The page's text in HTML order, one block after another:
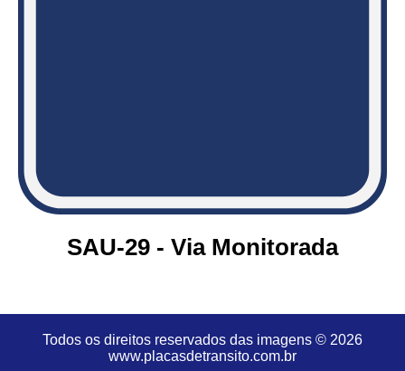
SAU-29 - Via Monitorada
Todos os direitos reservados das imagens © 2026
www.placasdetransito.com.br